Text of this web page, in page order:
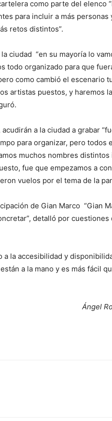
como parte del elenco
para incluir a más personas
retos distintos”.
ciudad “en su mayoría lo
todo organizado para que
como cambió el escenario
artistas puestos, y haremos
a la ciudad a grabar
para organizar, pero todos
muchos nombres
fue que empezamos a
vuelos por el tema de la
de Gian Marco “Gian
detalló por
la accesibilidad y
a la mano y es más fácil
Ángel